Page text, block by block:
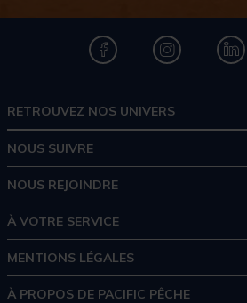
RETROUVEZ NOS UNIVERS
NOUS SUIVRE
NOUS REJOINDRE
À VOTRE SERVICE
MENTIONS LÉGALES
À PROPOS DE PACIFIC PÊCHE